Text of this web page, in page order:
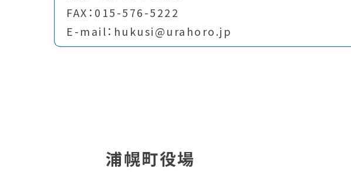
FAX：015-576-5222
E-mail：hukusi@urahoro.jp
浦幌町役場